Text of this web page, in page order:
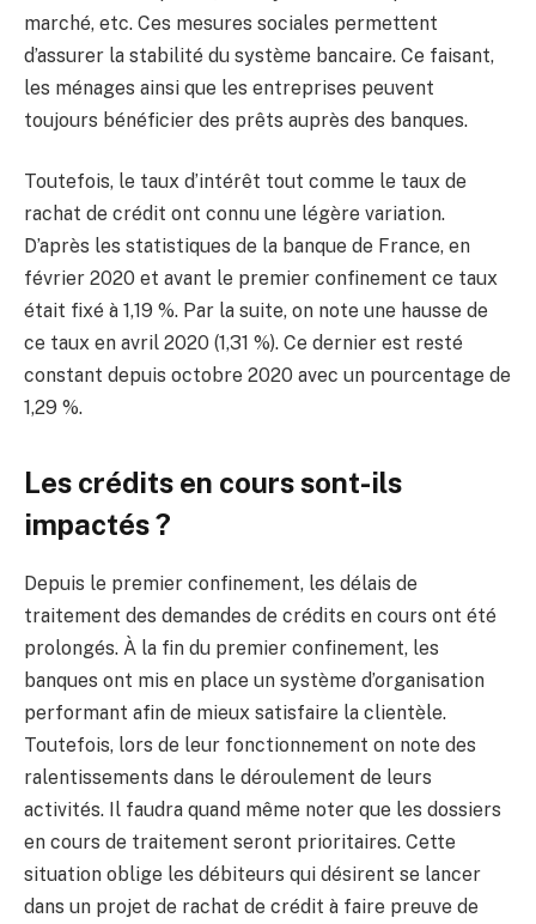
marché, etc. Ces mesures sociales permettent
d’assurer la stabilité du système bancaire. Ce faisant,
les ménages ainsi que les entreprises peuvent
toujours bénéficier des prêts auprès des banques.
Toutefois, le taux d’intérêt tout comme le taux de
rachat de crédit ont connu une légère variation.
D’après les statistiques de la banque de France, en
février 2020 et avant le premier confinement ce taux
était fixé à 1,19 %. Par la suite, on note une hausse de
ce taux en avril 2020 (1,31 %). Ce dernier est resté
constant depuis octobre 2020 avec un pourcentage de
1,29 %.
Les crédits en cours sont-ils
impactés ?
Depuis le premier confinement, les délais de
traitement des demandes de crédits en cours ont été
prolongés. À la fin du premier confinement, les
banques ont mis en place un système d’organisation
performant afin de mieux satisfaire la clientèle.
Toutefois, lors de leur fonctionnement on note des
ralentissements dans le déroulement de leurs
activités. Il faudra quand même noter que les dossiers
en cours de traitement seront prioritaires. Cette
situation oblige les débiteurs qui désirent se lancer
dans un projet de rachat de crédit à faire preuve de